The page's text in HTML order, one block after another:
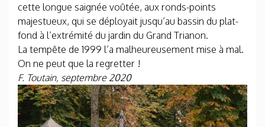
cette longue saignée voûtée, aux ronds-points
majestueux, qui se déployait jusqu’au bassin du plat-
fond à l’extrémité du jardin du Grand Trianon.
La tempête de 1999 l’a malheureusement mise à mal.
On ne peut que la regretter !
F. Toutain, septembre 2020